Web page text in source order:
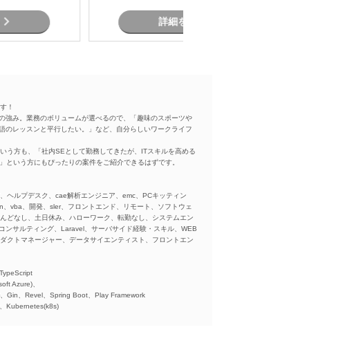
詳細を見る
！
強み。業務のボリュームが選べるので、「趣味のスポーツや
レッスンと平行したい。」など、自分らしいワークライフ
う方も、「社内SEとして勤務してきたが、ITスキルを高める
いう方にもぴったりの案件をご紹介できるはずです。
ヘルプデスク、cae解析エンジニア、emc、PCキッティン
vba、開発、sler、フロントエンド、リモート、ソフトウェ
どなし、土日休み、ハローワーク、転勤なし、システムエン
サルティング、Laravel、サーバサイド経験・スキル、WEB
クトマネージャー、データサイエンティスト、フロントエン
Azure)、
Gin、Revel、Spring Boot、Play Framework
Kubernetes(k8s)